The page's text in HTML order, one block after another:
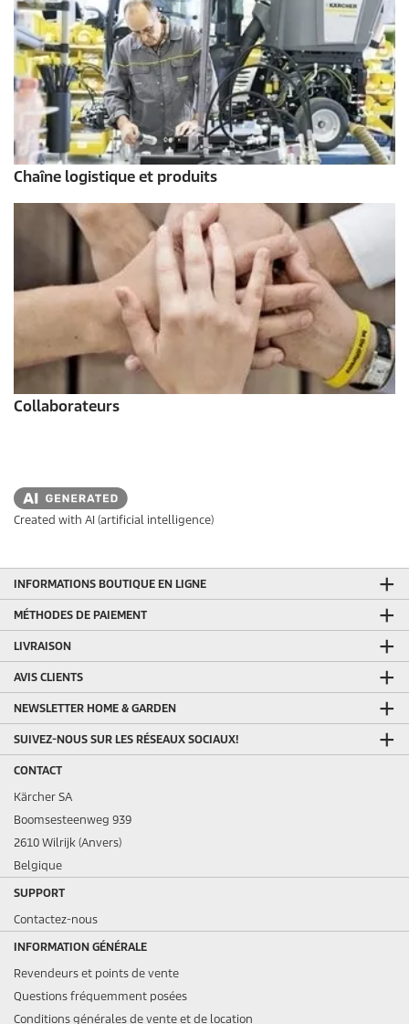
Chaîne logistique et produits
Collaborateurs
Created with AI (artificial intelligence)
INFORMATIONS BOUTIQUE EN LIGNE
MÉTHODES DE PAIEMENT
LIVRAISON
AVIS CLIENTS
NEWSLETTER HOME & GARDEN
SUIVEZ-NOUS SUR LES RÉSEAUX SOCIAUX!
CONTACT
Kärcher SA
Boomsesteenweg 939
2610 Wilrijk (Anvers)
Belgique
SUPPORT
Contactez-nous
INFORMATION GÉNÉRALE
Revendeurs et points de vente
Questions fréquemment posées
Conditions générales de vente et de location